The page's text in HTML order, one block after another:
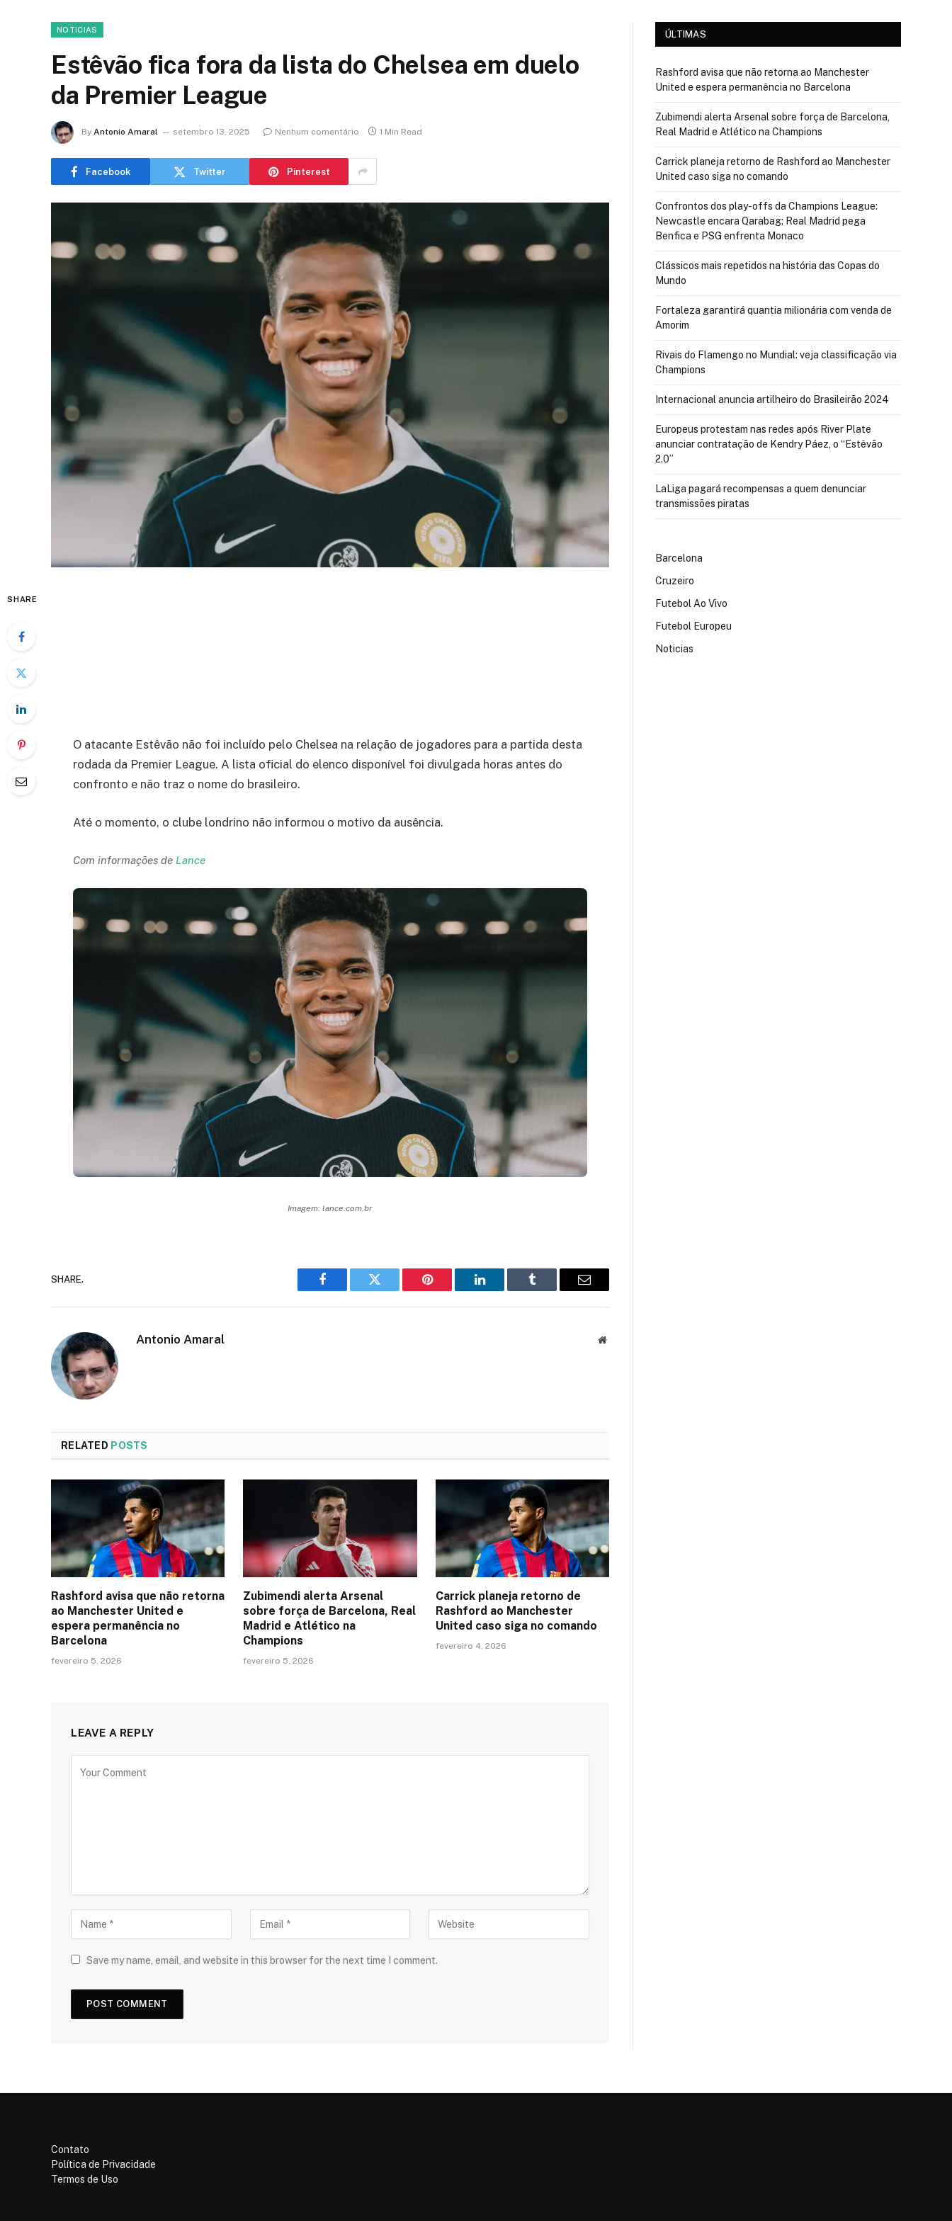
NOTICIAS
Estêvão fica fora da lista do Chelsea em duelo
da Premier League
By Antonio Amaral setembro 13, 2025 Nenhum comentário 1 Min Read
Facebook Twitter Pinterest
SHARE
O atacante Estêvão não foi incluído pelo Chelsea na relação de jogadores para a partida desta
rodada da Premier League. A lista oficial do elenco disponível foi divulgada horas antes do
confronto e não traz o nome do brasileiro.
Até o momento, o clube londrino não informou o motivo da ausência.
Com informações de Lance
Imagem: lance.com.br
SHARE.
Facebook Twitter Pinterest LinkedIn Tumblr Email
Antonio Amaral Website
RELATED POSTS
Rashford avisa que não retorna
ao Manchester United e
espera permanência no
Barcelona
fevereiro 5, 2026
Zubimendi alerta Arsenal
sobre força de Barcelona, Real
Madrid e Atlético na
Champions
fevereiro 5, 2026
Carrick planeja retorno de
Rashford ao Manchester
United caso siga no comando
fevereiro 4, 2026
LEAVE A REPLY
Save my name, email, and website in this browser for the next time I comment.
ÚLTIMAS
Rashford avisa que não retorna ao Manchester
United e espera permanência no Barcelona
Zubimendi alerta Arsenal sobre força de Barcelona,
Real Madrid e Atlético na Champions
Carrick planeja retorno de Rashford ao Manchester
United caso siga no comando
Confrontos dos play-offs da Champions League:
Newcastle encara Qarabag; Real Madrid pega
Benfica e PSG enfrenta Monaco
Clássicos mais repetidos na história das Copas do
Mundo
Fortaleza garantirá quantia milionária com venda de
Amorim
Rivais do Flamengo no Mundial: veja classificação via
Champions
Internacional anuncia artilheiro do Brasileirão 2024
Europeus protestam nas redes após River Plate
anunciar contratação de Kendry Páez, o “Estêvão
2.0”
LaLiga pagará recompensas a quem denunciar
transmissões piratas
Barcelona
Cruzeiro
Futebol Ao Vivo
Futebol Europeu
Noticias
Contato
Política de Privacidade
Termos de Uso